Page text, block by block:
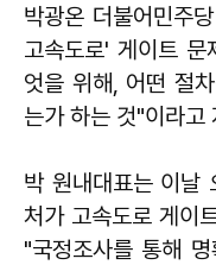
박광온 더불어민주
고속도로' 게이트
엇을 위해, 어떤 절
는가 하는 것"이라고
박 원내대표는 이날
처가 고속도로 게이
"국정조사를 통해